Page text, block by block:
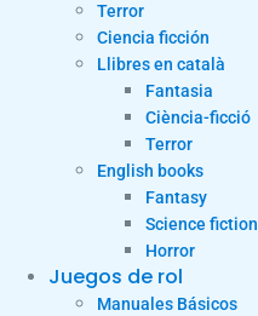
Terror
Ciencia ficción
Llibres en català
Fantasia
Ciència-ficció
Terror
English books
Fantasy
Science fiction
Horror
Juegos de rol
Manuales Básicos